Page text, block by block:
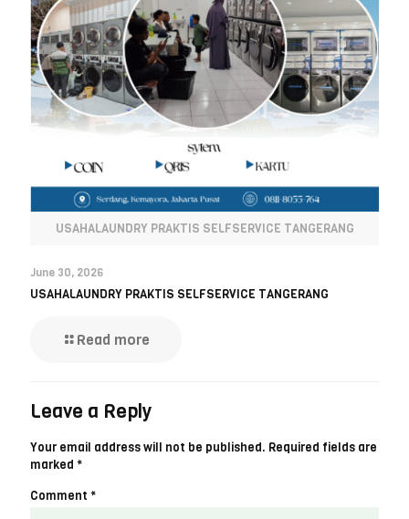
USAHALAUNDRY PRAKTIS SELFSERVICE TANGERANG
June 30, 2026
USAHALAUNDRY PRAKTIS SELFSERVICE TANGERANG
Read more
Leave a Reply
Your email address will not be published. Required fields are
marked *
Comment *